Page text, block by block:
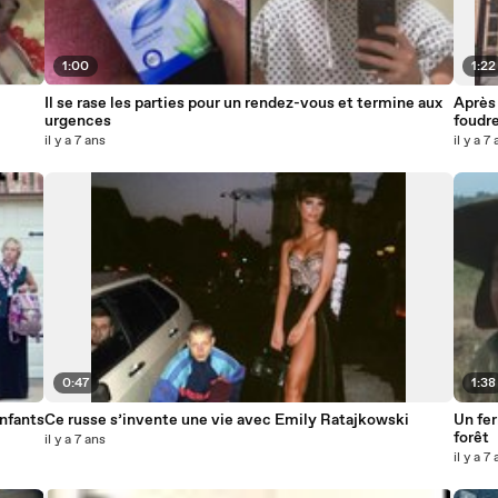
1:00
Il se rase les parties pour un rendez-vous et termine aux
urgences
il y a 7 ans
0:47
Ce russe s’invente une vie avec Emily Ratajkowski
il y a 7 ans
1:22
il y a 7
1:38
Un
forêt
il y a 7